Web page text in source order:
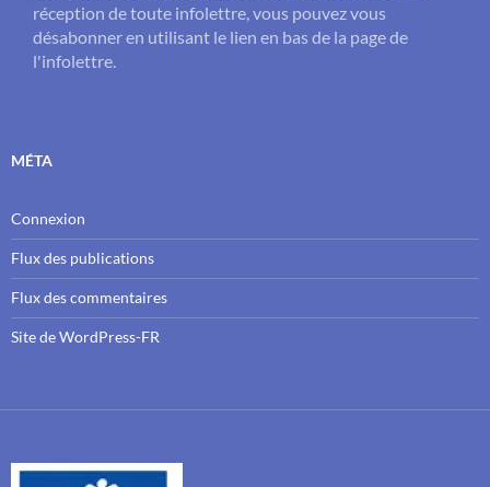
réception de toute infolettre, vous pouvez vous
désabonner en utilisant le lien en bas de la page de
l'infolettre.
MÉTA
Connexion
Flux des publications
Flux des commentaires
Site de WordPress-FR